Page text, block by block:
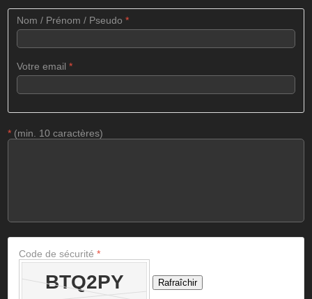
Nom / Prénom / Pseudo*
Votre email*
* (min. 10 caractères)
Code de sécurité*
Rafraîchir